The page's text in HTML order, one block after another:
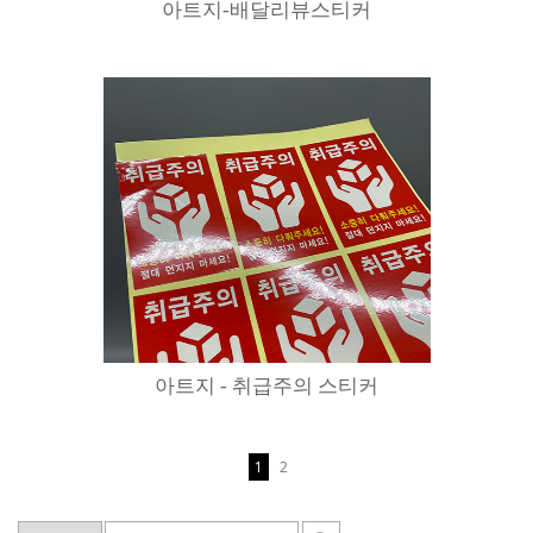
아트지-배달리뷰스티커
아트지 - 취급주의 스티커
1 2